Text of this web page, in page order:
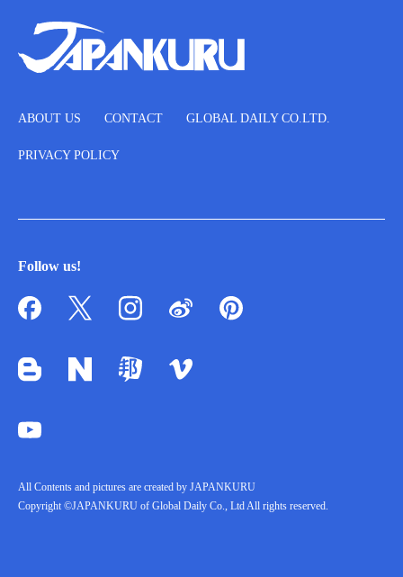
ABOUT US CONTACT GLOBAL DAILY CO.LTD.
PRIVACY POLICY
Follow us!
All Contents and pictures are created by JAPANKURU
Copyright ©JAPANKURU of Global Daily Co., Ltd All rights reserved.